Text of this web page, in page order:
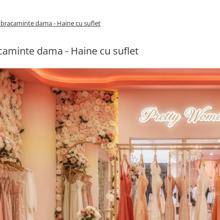
dama - Haine cu suflet
dama - Haine cu suflet